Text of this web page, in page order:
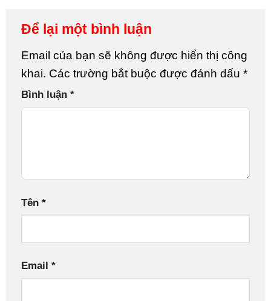
Để lại một bình luận
Email của bạn sẽ không được hiển thị công
khai. Các trường bắt buộc được đánh dấu *
Bình luận *
Tên *
Email *